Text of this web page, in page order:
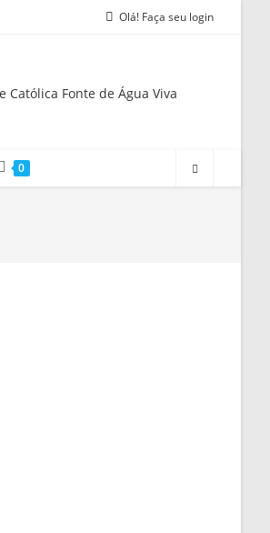
Olá! Faça seu login
0